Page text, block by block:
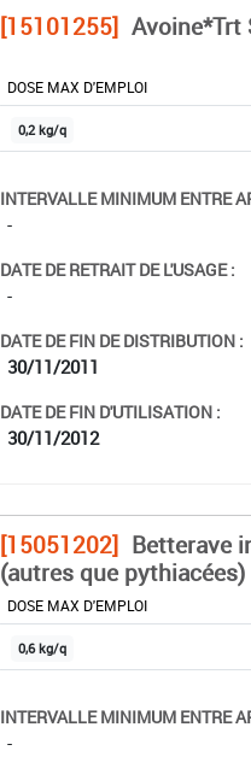
[15101255] Avoine*Trt
DOSE MAX D'EMPLOI
0,2 kg/q
INTERVALLE MINIMUM ENTRE
-
DATE DE RETRAIT DE L'USAGE :
-
DATE DE FIN DE DISTRIBUTION :
30/11/2011
DATE DE FIN D'UTILISATION :
30/11/2012
[15051202] Betterave
(autres que pythiacées)
DOSE MAX D'EMPLOI
0,6 kg/q
INTERVALLE MINIMUM ENTRE
-